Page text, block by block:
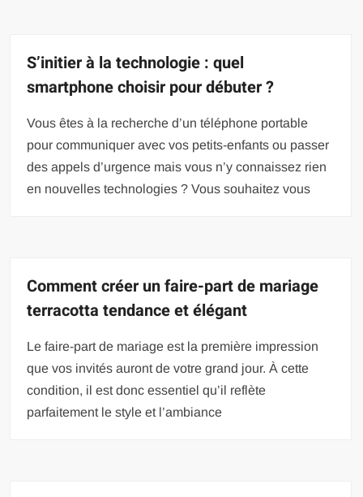
S’initier à la technologie : quel
smartphone choisir pour débuter ?
Vous êtes à la recherche d’un téléphone portable
pour communiquer avec vos petits-enfants ou passer
des appels d’urgence mais vous n’y connaissez rien
en nouvelles technologies ? Vous souhaitez vous
Comment créer un faire-part de mariage
terracotta tendance et élégant
Le faire-part de mariage est la première impression
que vos invités auront de votre grand jour. À cette
condition, il est donc essentiel qu’il reflète
parfaitement le style et l’ambiance